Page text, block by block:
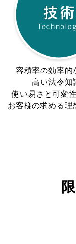
容積率の効率的
高い法令知
使い易さと可変
お客様の求める理